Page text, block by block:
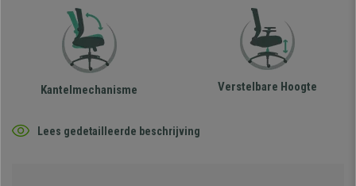
Kantelmechanisme Verstelbare Hoogte
Lees gedetailleerde beschrijving